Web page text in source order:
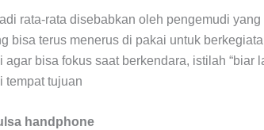
rata-rata disebabkan oleh pengemudi
bisa terus menerus di pakai untuk
agar bisa fokus saat berkendara, istilah “biar
tempat tujuan
handphone